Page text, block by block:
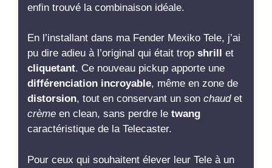
enfin trouvé la combinaison idéale.
En l’installant dans ma Fender Mexiko Tele, j’ai
pu dire adieu à l’original qui était trop shrill et
cliquetant. Ce nouveau pickup apporte une
différenciation incroyable, même en zone de
distorsion, tout en conservant un son chaudet
crème en clean, sans perdre le twang
caractéristique de la Telecaster.
Pour ceux qui souhaitent élever leur Tele à un